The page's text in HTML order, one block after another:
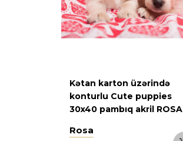
Kətan karton üzərində
konturlu Cute puppies
30x40 pambıq akril ROSA
Rosa